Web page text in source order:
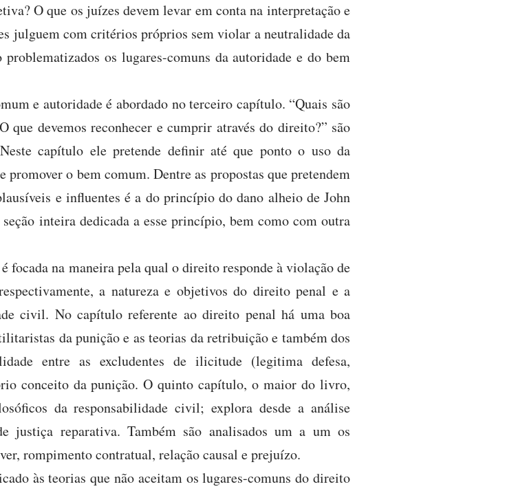
O que os juízes devem levar em conta na interpretação e
julguem com critérios próprios sem violar a neutralidade da
problematizados os lugares-comuns da autoridade e do bem
e autoridade é abordado no terceiro capítulo. “Quais são
devemos reconhecer e cumprir através do direito?” são
capítulo ele pretende definir até que ponto o uso da
o bem comum. Dentre as propostas que pretendem
e influentes é a do princípio do dano alheio de John
inteira dedicada a esse princípio, bem como com outra
focada na maneira pela qual o direito responde à violação de
a natureza e objetivos do direito penal e a
civil. No capítulo referente ao direito penal há uma boa
da punição e as teorias da retribuição e também dos
entre as excludentes de ilicitude (legitima defesa,
conceito da punição. O quinto capítulo, o maior do livro,
da responsabilidade civil; explora desde a análise
justiça reparativa. Também são analisados um a um os
rompimento contratual, relação causal e prejuízo.
às teorias que não aceitam os lugares-comuns do direito